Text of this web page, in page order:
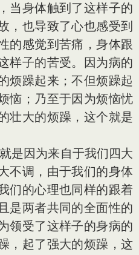
当身体触到了这样子的
，也导致了心也感受到
的感觉到苦痛，身体跟
样子的苦受。因为病的
烦躁起来；不但烦躁起
恼；乃至于因为烦恼忧
壮大的烦躁，这个就是
因为来自于我们四大
不调，由于我们的身体
们的心理也同样的跟着
是两者共同的全面性的
领受了这样子的身病的
，起了强大的烦躁，这